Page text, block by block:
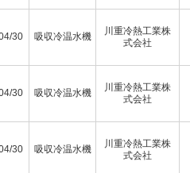
30 吸収冷温水機
川重冷熱工業株
式会社
30 吸収冷温水機
川重冷熱工業株
式会社
30 吸収冷温水機
川重冷熱工業株
式会社